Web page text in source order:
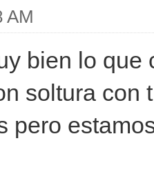
AM
bien lo
soltura con
pero